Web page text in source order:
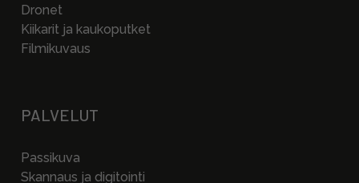
Dronet
Kiikarit ja kaukoputket
Filmikuvaus
PALVELUT
Passikuva
Skannaus ja digitointi